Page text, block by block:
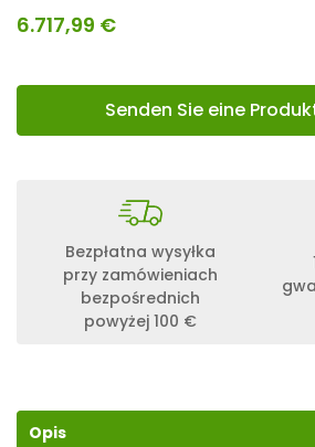
6.717,99 €
Senden Sie eine
Bezpłatna wysyłka
przy zamówieniach
bezpośrednich
powyżej 100 €
Opis